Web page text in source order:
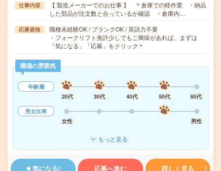
仕事内容
【 製造メーカーでのお仕事 】 ＊倉庫での軽作業 ・納品
した部品が注文数と合っているか確認 ・倉庫内…
応募資格
職種未経験OK / ブランクOK / 英語力不要
・フォークリフト免許少しでもご興味があれば、まずは
「気になる」「応募」をクリック＊
職場の雰囲気
年齢層
20代
30代 40代 50代
60代
男女比率
女性
男性
もっと見る
気になる! 応募へ進む 詳しく見る